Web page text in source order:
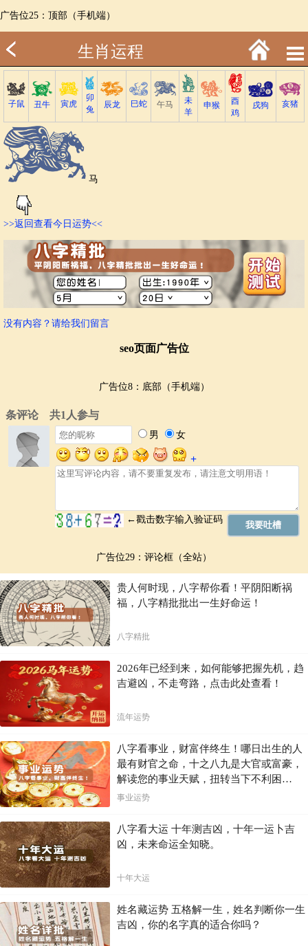
广告位25：顶部（手机端）
生肖运程
子鼠 丑牛 寅虎
卯
兔
辰龙 巳蛇 午马
未
羊
申猴
酉
鸡
戌狗 亥猪
马
>>返回查看今日运势<<
没有内容？请给我们留言
seo页面广告位
广告位8：底部（手机端）
广告位29：评论框（全站）
贵人何时现，八字帮你看！平阴阳断祸
福，八字精批批出一生好命运！
八字精批
2026年已经到来，如何能够把握先机，趋
吉避凶，不走弯路，点击此处查看！
流年运势
八字看事业，财富伴终生！哪日出生的人
最有财官之命，十之八九是大官或富豪，
解读您的事业天赋，扭转当下不利困
局！！
事业运势
八字看大运 十年测吉凶，十年一运卜吉
凶，未来命运全知晓。
十年大运
姓名藏运势 五格解一生，姓名判断你一生
吉凶，你的名字真的适合你吗？